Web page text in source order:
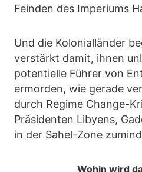
Feinden des Imperiums
Und die Kolonialländer
verstärkt damit, ihnen
potentielle Führer von
ermorden, wie gerade
durch Regime Change-
Präsidenten Libyens,
in der Sahel-Zone
Wohin wird